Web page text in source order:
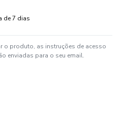
de 7 dias
o produto, as instruções de acesso
enviadas para o seu email.